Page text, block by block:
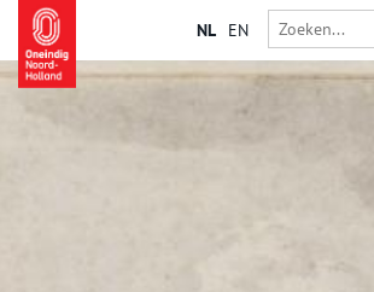
NL EN